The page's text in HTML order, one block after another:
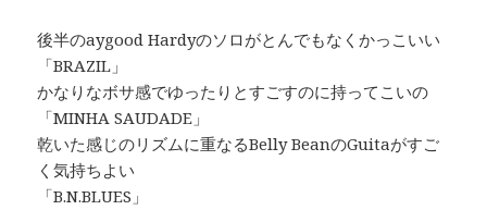
後半のaygood Hardyのソロがとんでもなくかっこいい
「BRAZIL」
かなりなボサ感でゆったりとすごすのに持ってこいの
「MINHA SAUDADE」
乾いた感じのリズムに重なるBelly BeanのGuitaがすご
く気持ちよい
「B.N.BLUES」